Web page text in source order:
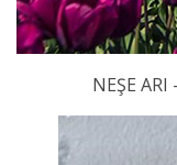
NEŞE ARI